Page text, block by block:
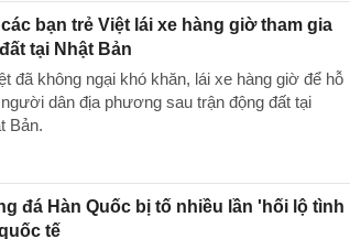
bạn trẻ Việt lái xe hàng giờ tham gia
tại Nhật Bản
đã không ngại khó khăn, lái xe hàng giờ để hỗ
dân địa phương sau trận động đất tại
Bản.
đá Hàn Quốc bị tố nhiều lần 'hối lộ tình
tế